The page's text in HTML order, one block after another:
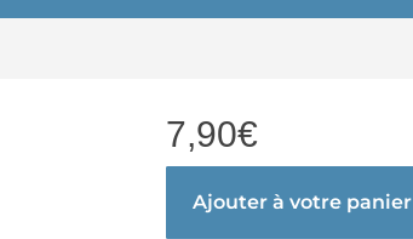
7,90€
Ajouter à votre panier